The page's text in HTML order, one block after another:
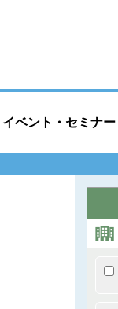
イベント・セミナー